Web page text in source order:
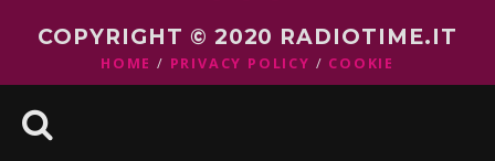
COPYRIGHT © 2020 RADIOTIME.IT
HOME PRIVACY POLICY COOKIE